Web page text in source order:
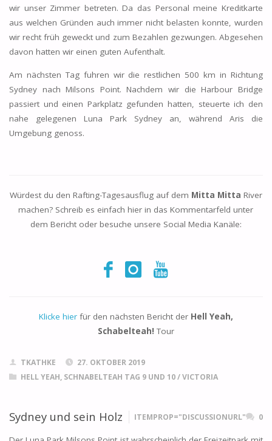
wir unser Zimmer betreten. Da das Personal meine Kreditkarte
aus welchen Gründen auch immer nicht belasten konnte, wurden
wir recht früh geweckt und zum Bezahlen gezwungen. Abgesehen
davon hatten wir einen guten Aufenthalt.
Am nächsten Tag fuhren wir die restlichen 500 km in Richtung
Sydney nach Milsons Point. Nachdem wir die Harbour Bridge
passiert und einen Parkplatz gefunden hatten, steuerte ich den
nahe gelegenen Luna Park Sydney an, während Aris die
Umgebung genoss.
Würdest du den Rafting-Tagesausflug auf dem Mitta Mitta River
machen? Schreib es einfach hier in das Kommentarfeld unter
dem Bericht oder besuche unsere Social Media Kanäle:
Klicke hierfür den nächsten Bericht der Hell Yeah,
Schabelteah! Tour
TKATHKE
27. OKTOBER 2019
HELL YEAH, SCHNABELTEAH TAG 9 UND 10/VICTORIA
Sydney und sein Holz ITEMPROP="DISCUSSIONURL" 0